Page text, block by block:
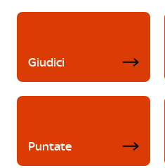
Giudici
Puntate